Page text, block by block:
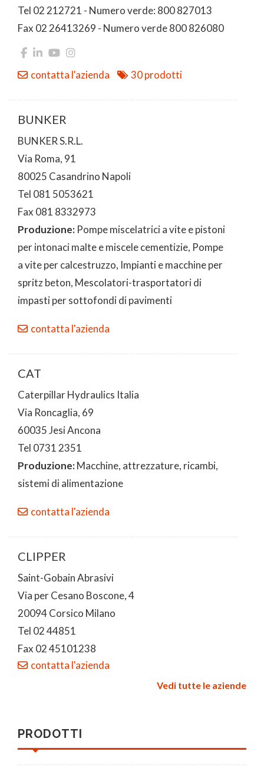
Tel 02 212721 - Numero verde: 800 827013
Fax 02 26413269 - Numero verde 800 826080
contatta l'azienda 30 prodotti
BUNKER
BUNKER S.R.L.
Via Roma, 91
80025 Casandrino Napoli
Tel 081 5053621
Fax 081 8332973
Produzione: Pompe miscelatrici a vite e pistoni
per intonaci malte e miscele cementizie, Pompe
a vite per calcestruzzo, Impianti e macchine per
spritz beton, Mescolatori-trasportatori di
impasti per sottofondi di pavimenti
contatta l'azienda
CAT
Caterpillar Hydraulics Italia
Via Roncaglia, 69
60035 Jesi Ancona
Tel 0731 2351
Produzione:Macchine, attrezzature, ricambi,
sistemi di alimentazione
contatta l'azienda
CLIPPER
Saint-Gobain Abrasivi
Via per Cesano Boscone, 4
20094 Corsico Milano
Tel 02 44851
Fax 02 45101238
contatta l'azienda
Vedi tutte le aziende
PRODOTTI